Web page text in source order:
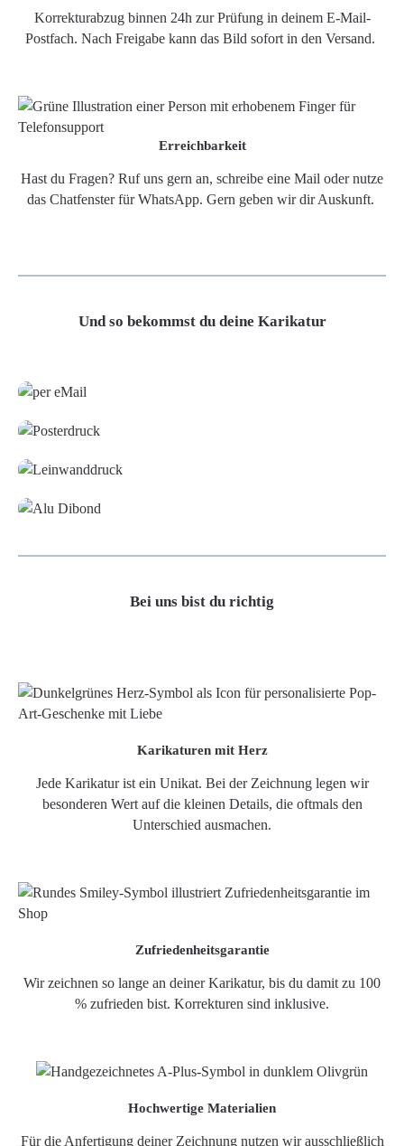
Korrekturabzug binnen 24h zur Prüfung in deinem E-Mail-
Postfach. Nach Freigabe kann das Bild sofort in den Versand.
Erreichbarkeit
Hast du Fragen? Ruf uns gern an, schreibe eine Mail oder nutze
das Chatfenster für WhatsApp. Gern geben wir dir Auskunft.
Und so bekommst du deine Karikatur
Bei uns bist du richtig
Karikaturen mit Herz
Jede Karikatur ist ein Unikat. Bei der Zeichnung legen wir
besonderen Wert auf die kleinen Details, die oftmals den
Unterschied ausmachen.
Zufriedenheitsgarantie
Wir zeichnen so lange an deiner Karikatur, bis du damit zu 100
% zufrieden bist. Korrekturen sind inklusive.
Hochwertige Materialien
Für die Anfertigung deiner Zeichnung nutzen wir ausschließlich